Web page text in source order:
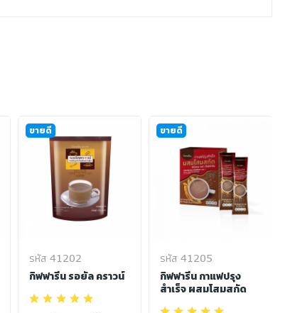
ขายดี
รหัส 41202
กิฟฟารีน รอยัล คราวน์
ขายดี
รหัส 41205
กิฟฟารีน กาแฟปรุง
สำเร็จ ผสมโสมสกัด